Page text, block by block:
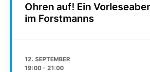
Ohren auf! Ein
im Forstmanns
12. SEPTEMBER
19:00 - 21:00